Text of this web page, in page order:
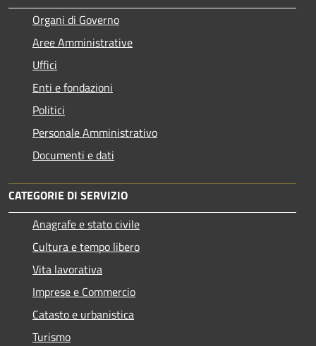
Organi di Governo
Aree Amministrative
Uffici
Enti e fondazioni
Politici
Personale Amministrativo
Documenti e dati
CATEGORIE DI SERVIZIO
Anagrafe e stato civile
Cultura e tempo libero
Vita lavorativa
Imprese e Commercio
Catasto e urbanistica
Turismo